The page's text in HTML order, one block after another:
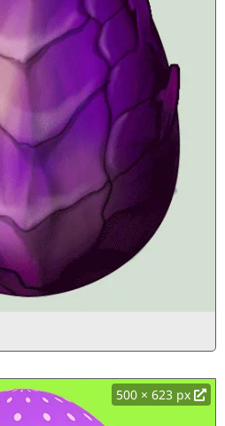
500 × 623 px